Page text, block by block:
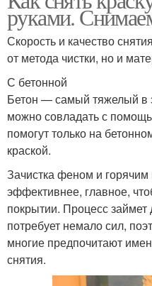
руками.
Скорость и качество
от метода чистки, но и
С бетонной
Бетон — самый тяжелый в
можно совладать с
помогут только на
краской.
Зачистка феном и
эффективнее, главное,
покрытии. Процесс
потребует немало сил,
многие предпочитают
снятия.